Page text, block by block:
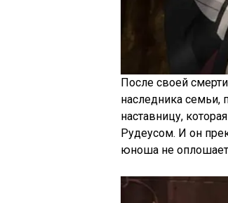
После своей
наследника
наставницу,
Рудеусом. И он
юноша не оплошает